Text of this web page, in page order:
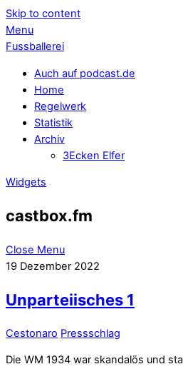
Skip to content
Menu
Fussballerei
Auch auf podcast.de
Home
Regelwerk
Statistik
Archiv
3Ecken Elfer
Widgets
castbox.fm
Close Menu
19 Dezember 2022
Unparteiisches 1
Cestonaro Pressschlag
Die WM 1934 war skandalös und